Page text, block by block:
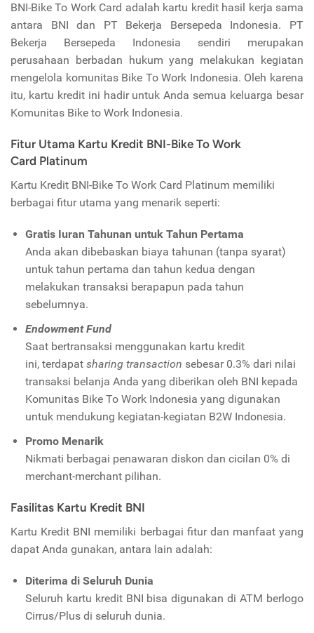
BNI-Bike To Work Card adalah kartu kredit hasil kerja sama
antara BNI dan PT Bekerja Bersepeda Indonesia. PT
Bekerja Bersepeda Indonesia sendiri merupakan
perusahaan berbadan hukum yang melakukan kegiatan
mengelola komunitas Bike To Work Indonesia. Oleh karena
itu, kartu kredit ini hadir untuk Anda semua keluarga besar
Komunitas Bike to Work Indonesia.
Fitur Utama Kartu Kredit BNI-Bike To Work
Card Platinum
Kartu Kredit BNI-Bike To Work Card Platinum memiliki
berbagai fitur utama yang menarik seperti:
Gratis Iuran Tahunan untuk Tahun Pertama
Anda akan dibebaskan biaya tahunan (tanpa syarat)
untuk tahun pertama dan tahun kedua dengan
melakukan transaksi berapapun pada tahun
sebelumnya.
Endowment Fund
Saat bertransaksi menggunakan kartu kredit
ini, terdapat sharing transaction sebesar 0.3% dari nilai
transaksi belanja Anda yang diberikan oleh BNI kepada
Komunitas Bike To Work Indonesia yang digunakan
untuk mendukung kegiatan-kegiatan B2W Indonesia.
Promo Menarik
Nikmati berbagai penawaran diskon dan cicilan 0% di
merchant-merchant pilihan.
Fasilitas Kartu Kredit BNI
Kartu Kredit BNI memiliki berbagai fitur dan manfaat yang
dapat Anda gunakan, antara lain adalah:
Diterima di Seluruh Dunia
Seluruh kartu kredit BNI bisa digunakan di ATM berlogo
Cirrus/Plus di seluruh dunia.